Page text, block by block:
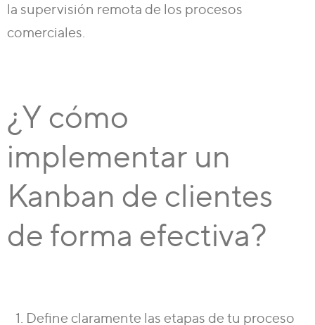
la supervisión remota de los procesos
comerciales.
¿Y cómo
implementar un
Kanban de clientes
de forma efectiva?
Define claramente las etapas de tu proceso